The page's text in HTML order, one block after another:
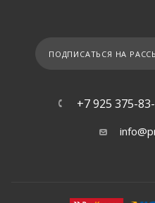
ПОДПИСАТЬСЯ НА
+7 925 375-